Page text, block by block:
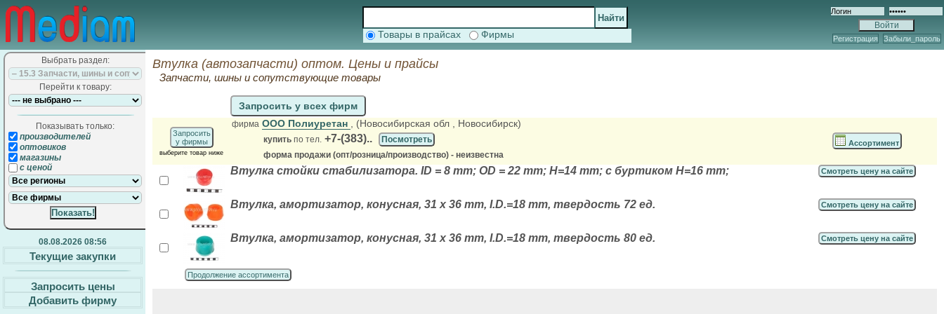
Товары в прайсах Фирмы Регистрация Забыли_пароль
Выбрать раздел:
Перейти к товару:
Показывать только:
производителей
оптовиков
магазины
с ценой
08.08.2026 08:56
Текущие закупки
Запросить цены
Добавить фирму
Втулка (автозапчасти) оптом. Цены и прайсы
Запчасти, шины и сопутствующие товары
Запросить у всех фирм
Запросить
у фирмы
выберите товар ниже
фирма ООО Полиуретан , (Новосибирская обл , Новосибирск)
купить по тел. +7-(383)..
Посмотреть
форма продажи (опт/розница/производство) - неизвестна
Ассортимент
Втулка стойки стабилизатора. ID = 8 mm; OD = 22 mm; H=14 mm; с буртиком H=16 mm; Смотреть цену на сайте
Втулка, амортизатор, конусная, 31 х 36 mm, I.D.=18 mm, твердость 72 ед. Смотреть цену на сайте
Втулка, амортизатор, конусная, 31 х 36 mm, I.D.=18 mm, твердость 80 ед. Смотреть цену на сайте
Продолжение ассортимента